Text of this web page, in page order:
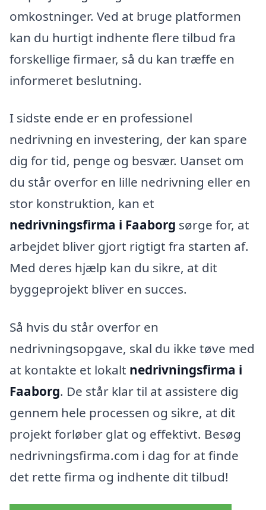
omkostninger. Ved at bruge platformen
kan du hurtigt indhente flere tilbud fra
forskellige firmaer, så du kan træffe en
informeret beslutning.
I sidste ende er en professionel
nedrivning en investering, der kan spare
dig for tid, penge og besvær. Uanset om
du står overfor en lille nedrivning eller en
stor konstruktion, kan et
nedrivningsfirma i Faaborg sørge for, at
arbejdet bliver gjort rigtigt fra starten af.
Med deres hjælp kan du sikre, at dit
byggeprojekt bliver en succes.
Så hvis du står overfor en
nedrivningsopgave, skal du ikke tøve med
at kontakte et lokalt nedrivningsfirma i
Faaborg. De står klar til at assistere dig
gennem hele processen og sikre, at dit
projekt forløber glat og effektivt. Besøg
nedrivningsfirma.com i dag for at finde
det rette firma og indhente dit tilbud!